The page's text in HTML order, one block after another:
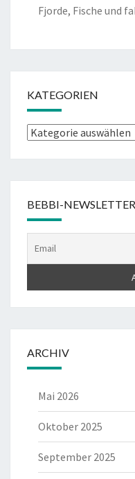
Fjorde, Fische und
KATEGORIEN
Kategorien
BEBBI-NEWSLETTER
ARCHIV
Mai 2026
Oktober 2025
September 2025